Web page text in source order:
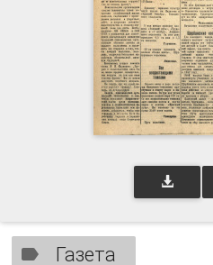
Газета